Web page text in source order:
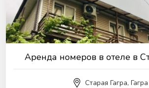
Аренда номеров в отеле в
Старая Гагра, Гагра